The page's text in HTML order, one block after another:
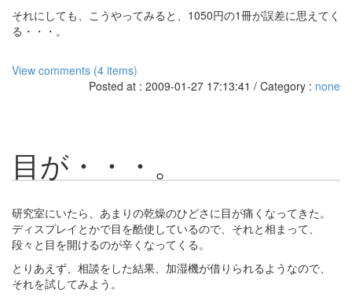
それにしても、こうやってみると、1050円の1冊が誤差に思えてく
る・・・。
View comments (4 items)
Posted at : 2009-01-27 17:13:41 / Category : none
目が・・・。
研究室にいたら、あまりの乾燥のひどさに目が痛くなってきた。
ディスプレイとかで目を酷使しているので、それと相まって、
段々と目を開けるのが辛くなってくる。
とりあえず、相談をした結果、加湿機が借りられるようなので、
それを試してみよう。